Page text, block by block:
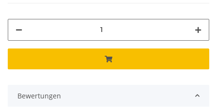
Bewertungen